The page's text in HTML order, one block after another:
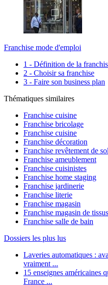
Franchise mode d'emploi
1 - Définition de la
2 - Choisir sa franchise
3 - Faire son business plan
Thématiques similaires
Franchise cuisine
Franchise bricolage
Franchise cuisine
Franchise décoration
Franchise revêtement de
Franchise ameublement
Franchise cuisinistes
Franchise home staging
Franchise jardinerie
Franchise literie
Franchise magasin
Franchise magasin de tissus
Franchise salle de bain
Dossiers les plus lus
Laveries automatiques :
vraiment ...
15 enseignes américaines
France ...